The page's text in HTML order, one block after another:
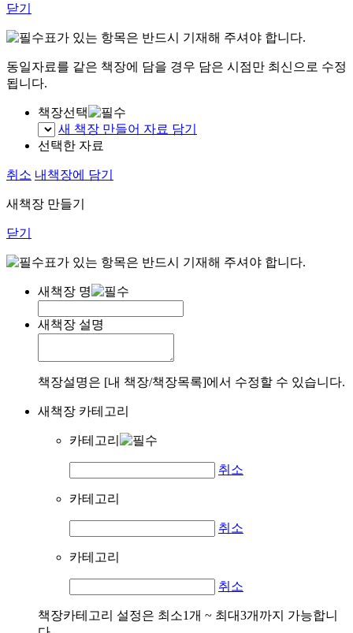
닫기
표가 있는 항목은 반드시 기재해 주셔야 합니다.
동일자료를 같은 책장에 담을 경우 담은 시점만 최신으로 수정
됩니다.
책장선택
새 책장 만들어 자료 담기
선택한 자료
취소 내책장에 담기
새책장 만들기
닫기
표가 있는 항목은 반드시 기재해 주셔야 합니다.
새책장 명
새책장 설명
책장설명은 [내 책장/책장목록]에서 수정할 수 있습니다.
새책장 카테고리
카테고리
취소
카테고리
취소
카테고리
취소
책장카테고리 설정은 최소1개 ~ 최대3개까지 가능합니